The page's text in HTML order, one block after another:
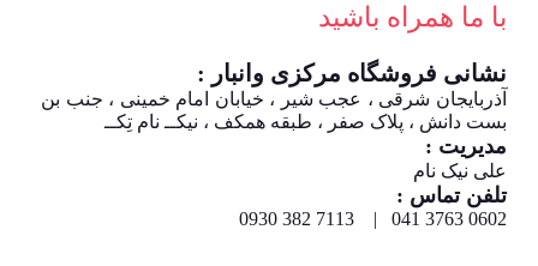
با ما همراه باشید
نشانی فروشگاه مرکزی وانبار :
آذربایجان شرقی ، عجب شیر ، خیابان امام خمینی ، جنب بن
بست دانش ، پلاک صفر ، طبقه همکف ، نیکــ نام تِکــ
مدیریت :
علی نیک نام
تلفن تماس :
0602 3763 041 | 7113 382 0930